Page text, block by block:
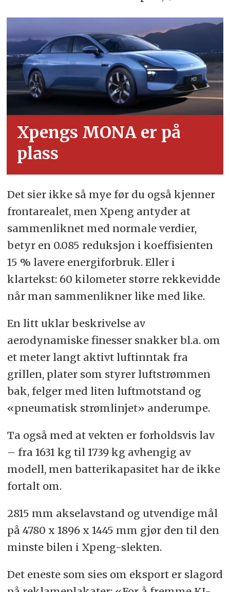
Xpengs MONA er på
plass
Det sier ikke så mye før du også kjenner
frontarealet, men Xpeng antyder at
sammenliknet med normale verdier,
betyr en 0.085 reduksjon i koeffisienten
15 % lavere energiforbruk. Eller i
klartekst: 60 kilometer større rekkevidde
når man sammenlikner like med like.
En litt uklar beskrivelse av
aerodynamiske finesser snakker bl.a. om
et meter langt aktivt luftinntak fra
grillen, plater som styrer luftstrømmen
bak, felger med liten luftmotstand og
«pneumatisk strømlinjet» anderumpe.
Ta også med at vekten er forholdsvis lav
– fra 1631 kg til 1739 kg avhengig av
modell, men batterikapasitet har de ikke
fortalt om.
2815 mm akselavstand og utvendige mål
på 4780 x 1896 x 1445 mm gjør den til den
minste bilen i Xpeng-slekten.
Det eneste som sies om eksport er slagord